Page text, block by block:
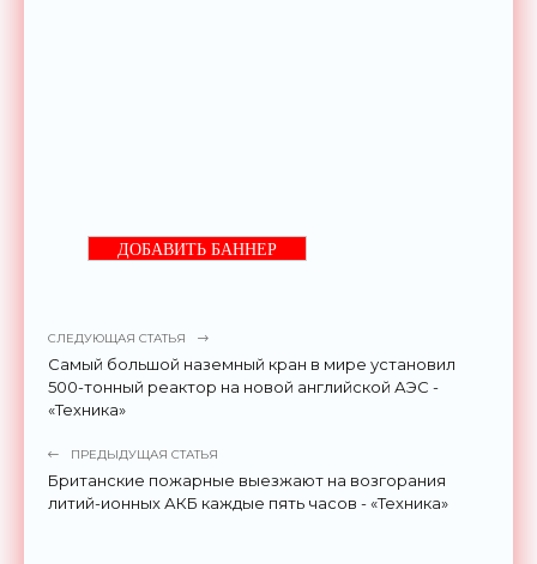
ДОБАВИТЬ БАННЕР
СЛЕДУЮЩАЯ СТАТЬЯ
Самый большой наземный кран в мире установил
500-тонный реактор на новой английской АЭС -
«Техника»
ПРЕДЫДУЩАЯ СТАТЬЯ
Британские пожарные выезжают на возгорания
литий-ионных АКБ каждые пять часов - «Техника»